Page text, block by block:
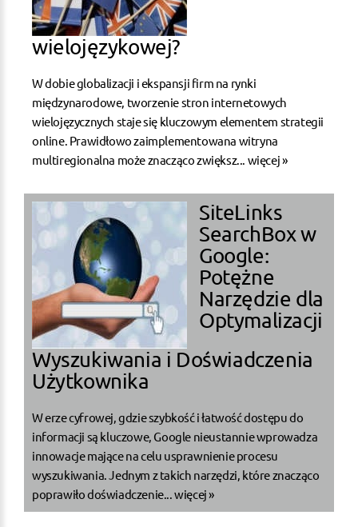
wielojęzykowej?
W dobie globalizacji i ekspansji firm na rynki
międzynarodowe, tworzenie stron internetowych
wielojęzycznych staje się kluczowym elementem strategii
online. Prawidłowo zaimplementowana witryna
multiregionalna może znacząco zwiększ... więcej »
SiteLinks
SearchBox w
Google:
Potężne
Narzędzie dla
Optymalizacji
Wyszukiwania i Doświadczenia
Użytkownika
W erze cyfrowej, gdzie szybkość i łatwość dostępu do
informacji są kluczowe, Google nieustannie wprowadza
innowacje mające na celu usprawnienie procesu
wyszukiwania. Jednym z takich narzędzi, które znacząco
poprawiło doświadczenie...więcej »